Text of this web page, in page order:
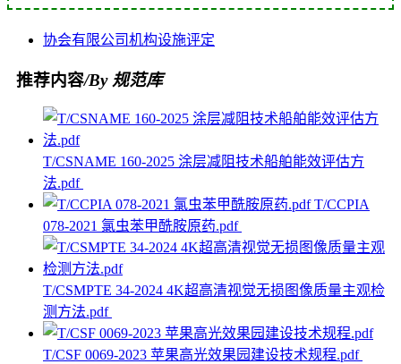
协会有限公司机构设施评定
推荐内容/By 规范库
T/CSNAME 160-2025 涂层减阻技术船舶能效评估方
法.pdf
T/CCPIA
078-2021 氯虫苯甲酰胺原药.pdf
T/CSMPTE 34-2024 4K超高清视觉无损图像质量主观检
测方法.pdf
T/CSF 0069-2023 苹果高光效果园建设技术规程.pdf